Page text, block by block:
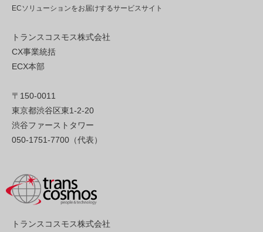
ECソリューションをお届けするサービスサイト
トランスコスモス株式会社
CX事業統括
ECX本部
〒150-0011
東京都渋谷区東1-2-20
渋谷ファーストタワー
050-1751-7700（代表）
トランスコスモス株式会社